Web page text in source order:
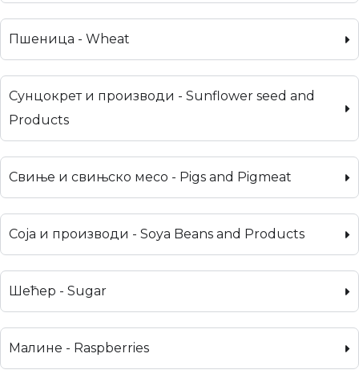
Пшеница - Wheat
Сунцокрет и производи - Sunflower seed and
Products
Свиње и свињско месо - Pigs and Pigmeat
Соја и производи - Soya Beans and Products
Шећер - Sugar
Малине - Raspberries